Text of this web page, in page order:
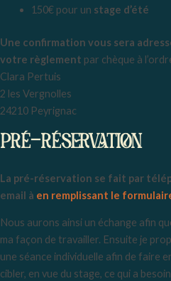
150€ pour un stage d’été
Une confirmation vous sera
votre règlement par chèque à
Clara Pertuis
2 les Vergnolles
24210 Peyrignac
PRÉ-RÉSERVATION
La pré-réservation se fait par
email à en remplissant le
Nous aurons ainsi un échange afin
ma façon de travailler. Ensuite je
une séance individuelle afin de faire
cibler, en vue du stage, ce qui a